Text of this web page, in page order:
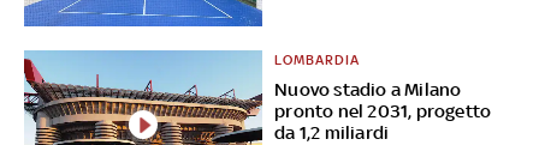
Nuovo stadio a Milano
pronto nel 2031, progetto
da 1,2 miliardi
LOMBARDIA